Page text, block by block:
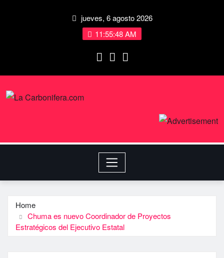
jueves, 6 agosto 2026
11:55:49 AM
Home
Chuma es nuevo Coordinador de Proyectos
Estratégicos del Ejecutivo Estatal